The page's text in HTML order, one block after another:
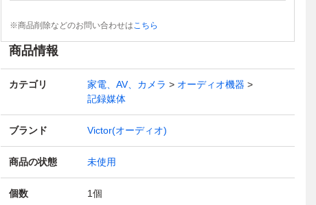
※商品削除などのお問い合わせはこちら
商品情報
カテゴリ 家電、AV、カメラ
オーディオ機器
記録媒体
ブランド Victor(オーディオ)
商品の状態 未使用
個数 1個